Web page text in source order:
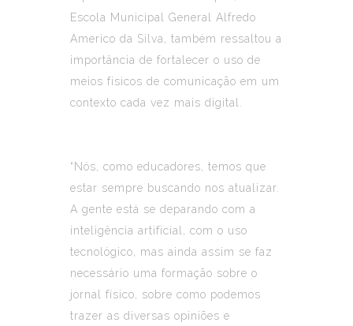
Escola Municipal General Alfredo
Americo da Silva, também ressaltou a
importância de fortalecer o uso de
meios físicos de comunicação em um
contexto cada vez mais digital.
“Nós, como educadores, temos que
estar sempre buscando nos atualizar.
A gente está se deparando com a
inteligência artificial, com o uso
tecnológico, mas ainda assim se faz
necessário uma formação sobre o
jornal físico, sobre como podemos
trazer as diversas opiniões e